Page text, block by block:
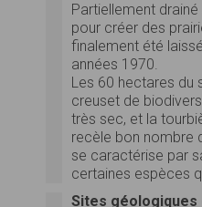
Partiellement
pour créer des
finalement été
années 1970.
Les 60 hectares du
creuset de
très sec, et la
recèle bon nombre
se caractérise par
certaines espèces
Sites géologiques